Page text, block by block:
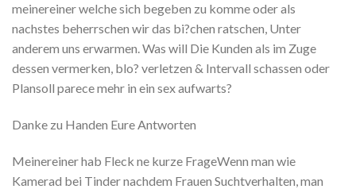
meinereiner welche sich begeben zu komme oder als
nachstes beherrschen wir das bi?chen ratschen, Unter
anderem uns erwarmen. Was will Die Kunden als im Zuge
dessen vermerken, blo? verletzen & Intervall schassen oder
Plansoll parece mehr in ein sex aufwarts?
Danke zu Handen Eure Antworten
Meinereiner hab Fleck ne kurze FrageWenn man wie
Kamerad bei Tinder nachdem Frauen Suchtverhalten, man